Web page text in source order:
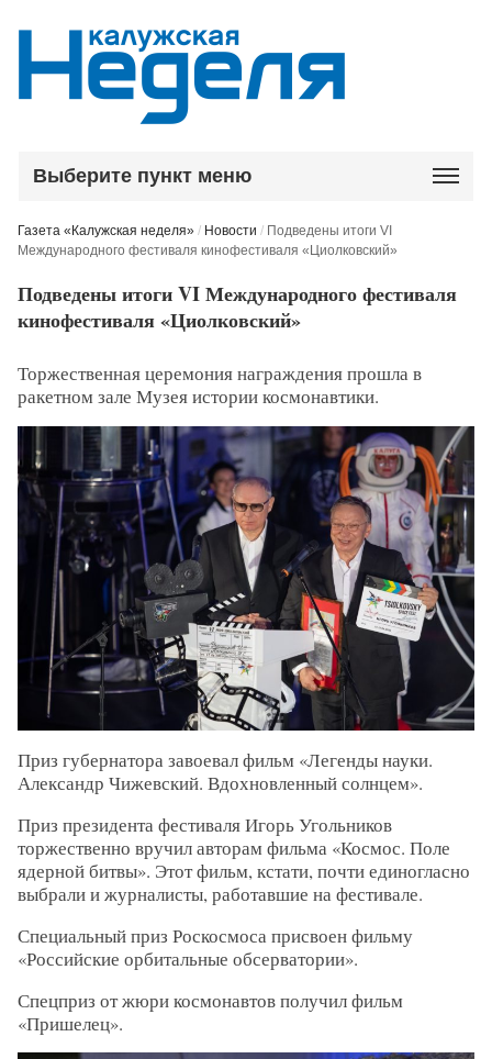
Выберите пункт меню
Газета «Калужская неделя» / Новости / Подведены итоги VI
Международного фестиваля кинофестиваля «Циолковский»
Подведены итоги VI Международного фестиваля
кинофестиваля «Циолковский»
Торжественная церемония награждения прошла в
ракетном зале Музея истории космонавтики.
Приз губернатора завоевал фильм «Легенды науки.
Александр Чижевский. Вдохновленный солнцем».
Приз президента фестиваля Игорь Угольников
торжественно вручил авторам фильма «Космос. Поле
ядерной битвы». Этот фильм, кстати, почти единогласно
выбрали и журналисты, работавшие на фестивале.
Специальный приз Роскосмоса присвоен фильму
«Российские орбитальные обсерватории».
Спецприз от жюри космонавтов получил фильм
«Пришелец».